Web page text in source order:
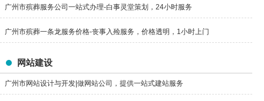
广州市殡葬服务公司一站式办理-白事灵堂策划，24小时服务
广州市殡葬一条龙服务价格-丧事入殓服务，价格透明，1小时上门
网站建设
广州市网站设计与开发|做网站公司，提供一站式建站服务